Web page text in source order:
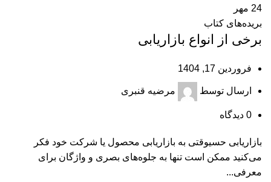
24 مهر
بریده‌های کتاب
برخی از انواع بازاریابی
فروردین 17, 1404
ارسال توسط مرضیه قنبری
0 دیدگاه
بازاريابی حسیوقتی به بازاريابی محصول يا شركت خود فكر
می‌كنيد ممكن است تنها به جلوه‌های بصری و واژگان برای
معرفی...